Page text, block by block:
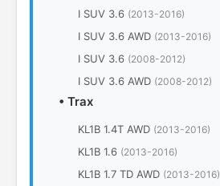
I SUV 3.6 (2013-2016)
I SUV 3.6 AWD (2013-2016)
I SUV 3.6 (2008-2012)
I SUV 3.6 AWD (2008-2012)
• Trax
KL1B 1.4T AWD (2013-2016)
KL1B 1.6 (2013-2016)
KL1B 1.7 TD AWD (2013-2016)